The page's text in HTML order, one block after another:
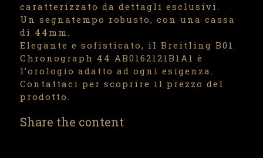
caratterizzato da dettagli esclusivi.
Un segnatempo robusto, con una cassa
di 44mm.
Elegante e sofisticato, il Breitling B01
Chronograph 44 AB0162121B1A1 è
l’orologio adatto ad ogni esigenza.
Contattaci per scoprire il prezzo del
prodotto.
Share the content